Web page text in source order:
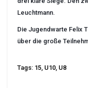
Leuchtmann.
Die Jugendwarte Felix
über die große
Tags: 15, U10, U8